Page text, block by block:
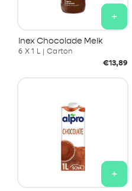
+
Inex Chocolade Melk
6 X 1 L | Carton
Prix
€13,89
+